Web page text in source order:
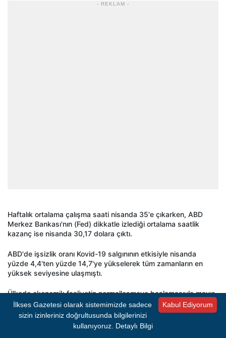
- REKLAM -
Haftalık ortalama çalışma saati nisanda 35'e çıkarken, ABD
Merkez Bankası'nın (Fed) dikkatle izlediği ortalama saatlik
kazanç ise nisanda 30,17 dolara çıktı.
ABD'de işsizlik oranı Kovid-19 salgınının etkisiyle nisanda
yüzde 4,4'ten yüzde 14,7'ye yükselerek tüm zamanların en
yüksek seviyesine ulaşmıştı.
Ülkede ekonomik faaliyetin normalleşmeye başlamasıyla mayıs
ayı itibarıyla iş gücü piyasasında toparlanma görülmüştü. Söz
konusu toparlanma, 2020'nin sonlarına doğru vaka sayılarının
artması ve salgına karşı alınan önlemlerin yeniden
sıkılaştırılmasıyla yavaşlama kaydetmiş, uygulamaya koyulan
Kabul Ediyorum
İlkses Gazetesi olarak sistemimizde sadece
sizin izinleriniz doğrultusunda bilgilerinizi
kullanıyoruz. Detaylı Bilgi